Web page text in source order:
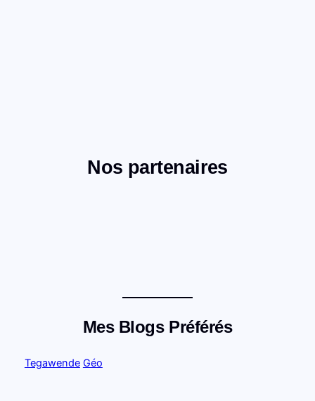
Nos partenaires
Mes Blogs Préférés
Tegawende Géo